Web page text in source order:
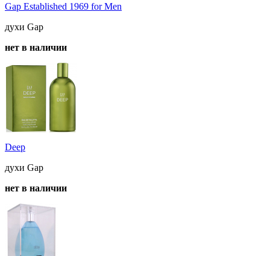
Gap Established 1969 for Men
духи Gap
нет в наличии
Deep
духи Gap
нет в наличии